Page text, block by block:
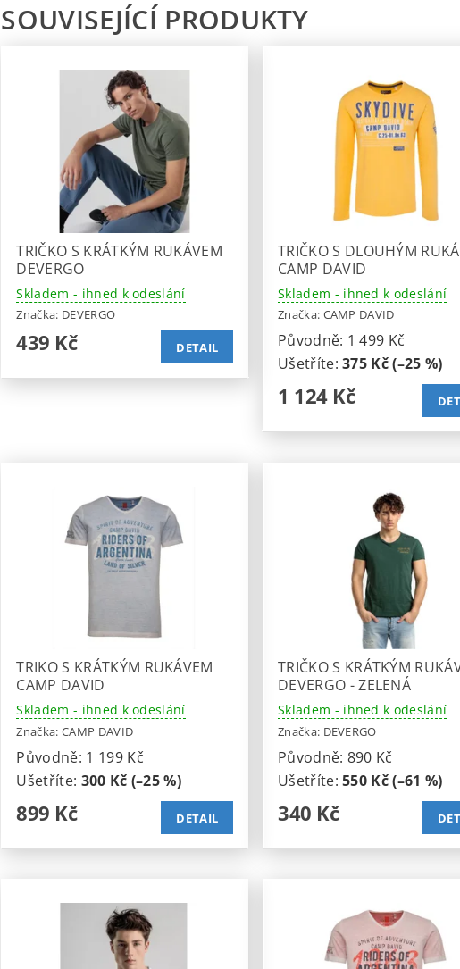
SOUVISEJÍCÍ PRODUKTY
TRIČKO S KRÁTKÝM RUKÁVEM
DEVERGO
Skladem - ihned k odeslání
Značka: DEVERGO
439 Kč DETAIL
TRIČKO S DLOUHÝM
CAMP DAVID
Skladem - ihned k odeslání
Značka: CAMP DAVID
Původně: 1 499 Kč
Ušetříte:375 Kč (–25 %)
1 124 Kč
TRIKO S KRÁTKÝM RUKÁVEM
CAMP DAVID
Skladem - ihned k odeslání
Značka: CAMP DAVID
Původně: 1 199 Kč
Ušetříte: 300 Kč (–25 %)
899 Kč DETAIL
TRIČKO S KRÁTKÝM
DEVERGO - ZELENÁ
Skladem - ihned k odeslání
Značka: DEVERGO
Původně: 890 Kč
Ušetříte:550 Kč (–61 %)
340 Kč